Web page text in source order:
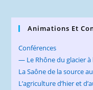
Animations Et
Conférences
— Le Rhône du glacier à
La Saône de la source
L’agriculture d’hier et